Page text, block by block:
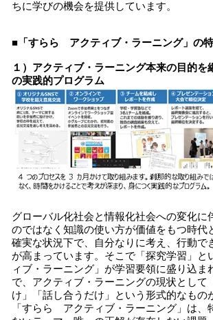
ちに学びの機会を提供しています。
■「すらら アクティブ・ラーニング」の
１）アクティブ・ラーニング本来の目的を
の実践的プログラム
グローバル化社会と情報化社会への変化に
のではなく知識の使い方が価値をもつ時代
確実な状況下で、自分なりに考え、行動で
が高まっています。そこで「探究学習」と
ィブ・ラーニング」が学習要領に盛り込ま
で、アクティブ・ラーニングの現状として
け」「話し合うだけ」という形式的なもの
「すらら アクティブ・ラーニング」は、